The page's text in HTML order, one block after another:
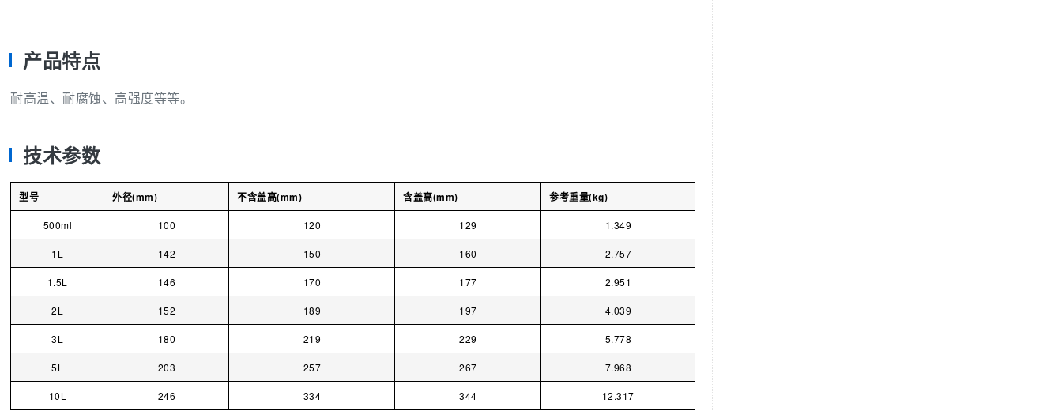
产品特点
耐高温、耐腐蚀、高强度等等。
技术参数
型号 外径(mm) 不含盖高(mm) 含盖高(mm) 参考重量(kg)
500ml 100 120 129 1.349
1L 142 150 160 2.757
1.5L 146 170 177 2.951
2L 152 189 197 4.039
3L 180 219 229 5.778
5L 203 257 267 7.968
10L 246 334 344 12.317